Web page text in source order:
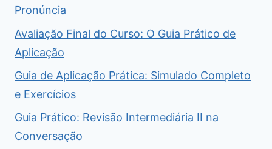
Pronúncia
Avaliação Final do Curso: O Guia Prático de
Aplicação
Guia de Aplicação Prática: Simulado Completo
e Exercícios
Guia Prático: Revisão Intermediária II na
Conversação